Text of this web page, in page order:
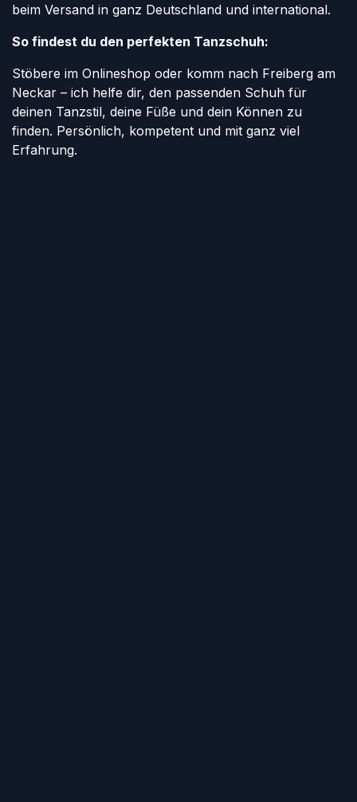
beim Versand in ganz Deutschland und international.
So findest du den perfekten Tanzschuh:
Stöbere im Onlineshop oder komm nach Freiberg am
Neckar – ich helfe dir, den passenden Schuh für
deinen Tanzstil, deine Füße und dein Können zu
finden. Persönlich, kompetent und mit ganz viel
Erfahrung.